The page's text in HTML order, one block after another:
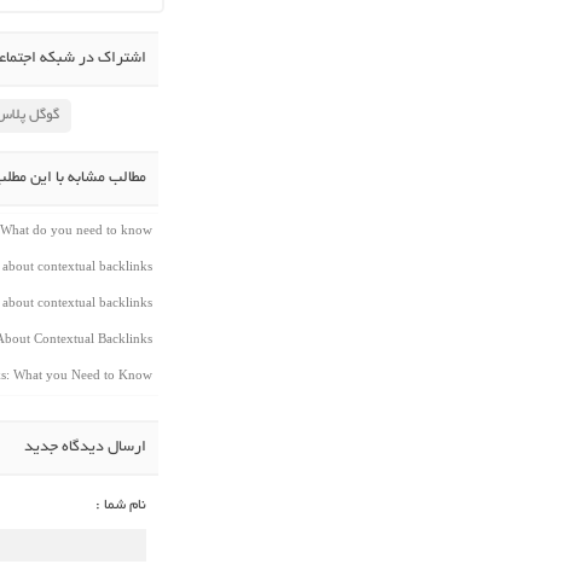
اشتراک در شبکه
گوگل
مطالب مشابه با این
do you need to know
contextual backlinks
contextual backlinks
Contextual Backlinks
What you Need to Know
ارسال دیدگاه جدید
نام شما :